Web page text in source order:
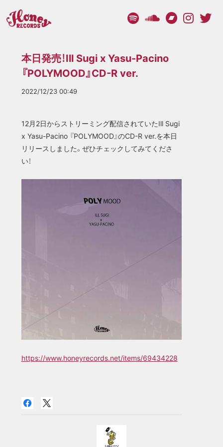
本日発売！Ill Sugi x Yasu-Pacino
『POLYMOOD』CD-R ver.
2022/12/23 00:49
12月2日からストリーミング配信されていたIll Sugi
x Yasu-Pacino 『POLYMOOD』のCD-R ver.を本日
リリースしました。ぜひチェックしてみてくださ
い！
https://www.honeyrecords.net/items/69434228